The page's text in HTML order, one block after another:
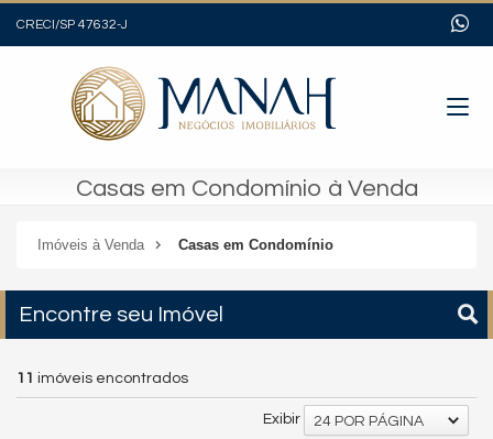
CRECI/SP 47632-J
Casas em Condomínio à Venda
Imóveis à Venda Casas em Condomínio
Encontre seu Imóvel
11 imóveis encontrados
Exibir 24 POR PÁGINA